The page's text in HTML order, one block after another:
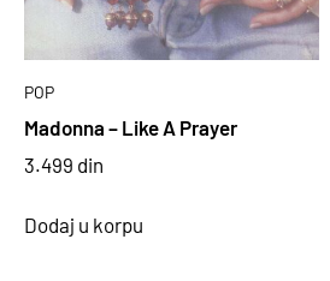
POP
Madonna – Like A Prayer
3.499 din
Dodaj u korpu